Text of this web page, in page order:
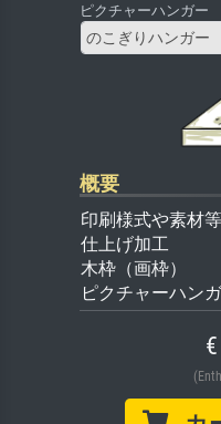
ピクチャーハンガー
のこぎりハンガー
概要
印刷様式や素材等
仕上げ加工
木枠（画枠）
ピクチャーハン